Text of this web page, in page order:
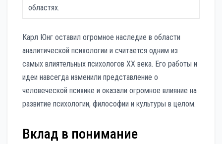
областях.
Карл Юнг оставил огромное наследие в области
аналитической психологии и считается одним из
самых влиятельных психологов XX века. Его работы и
идеи навсегда изменили представление о
человеческой психике и оказали огромное влияние на
развитие психологии, философии и культуры в целом.
Вклад в понимание